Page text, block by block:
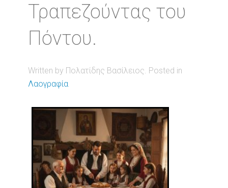
Τραπεζούντας του
Πόντου.
Written by Πολατίδης Βασίλειος. Posted in
Λαογραφία